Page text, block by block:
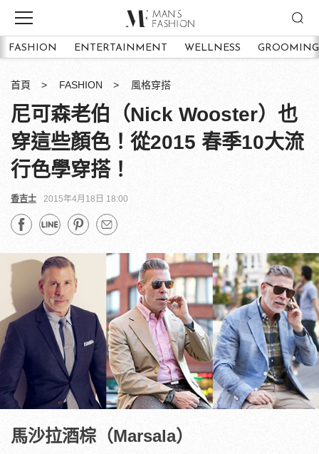
FASHION ENTERTAINMENT WELLNESS GROOMING
首頁 FASHION 風格穿搭
尼可森老伯（Nick Wooster）也
穿這些顏色！從2015 春季10大流
行色學穿搭！
香吉士 2015年4月18日 18:00
馬沙拉酒棕（Marsala）